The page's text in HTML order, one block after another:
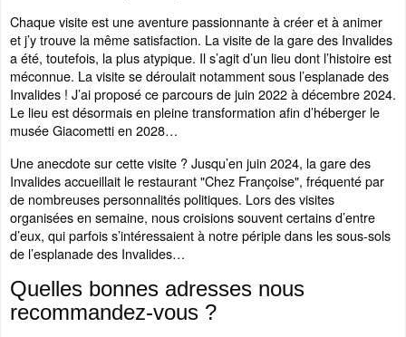
Chaque visite est une aventure passionnante à créer et à animer
et j’y trouve la même satisfaction. La visite de la gare des Invalides
a été, toutefois, la plus atypique. Il s’agit d’un lieu dont l’histoire est
méconnue. La visite se déroulait notamment sous l’esplanade des
Invalides ! J’ai proposé ce parcours de juin 2022 à décembre 2024.
Le lieu est désormais en pleine transformation afin d’héberger le
musée Giacometti en 2028…
Une anecdote sur cette visite ? Jusqu’en juin 2024, la gare des
Invalides accueillait le restaurant "Chez Françoise", fréquenté par
de nombreuses personnalités politiques. Lors des visites
organisées en semaine, nous croisions souvent certains d’entre
d’eux, qui parfois s’intéressaient à notre périple dans les sous-sols
de l’esplanade des Invalides…
Quelles bonnes adresses nous
recommandez-vous ?